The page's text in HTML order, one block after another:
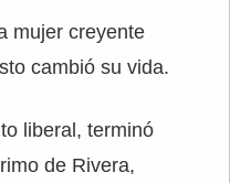
mujer creyente
cambió su vida.
liberal, terminó
de Rivera,